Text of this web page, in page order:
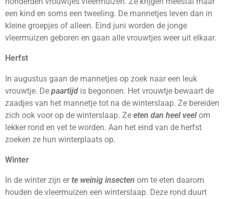
een kind en soms een tweeling. De mannetjes leven dan in
kleine groepjes of alleen. Eind juni worden de jonge
vleermuizen geboren en gaan alle vrouwtjes weer uit elkaar.
Herfst
In augustus gaan de mannetjes op zoek naar een leuk
vrouwtje. De paartijd is begonnen. Het vrouwtje bewaart de
zaadjes van het mannetje tot na de winterslaap. Ze bereiden
zich ook voor op de winterslaap. Ze eten dan heel veelom
lekker rond en vet te worden. Aan het eind van de herfst
zoeken ze hun winterplaats op.
Winter
In de winter zijn erte weinig insecten om te eten daarom
houden de vleermuizen een winterslaap. Deze rond.duurt